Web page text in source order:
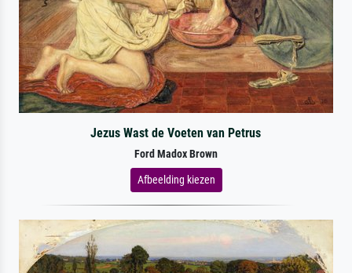
Jezus Wast de Voeten van Petrus
Ford Madox Brown
Afbeelding kiezen